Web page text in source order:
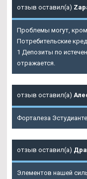
отзыв оставил(а)
Проблемы могут,
Потребительские
1 Депозиты по
отражается.
отзыв оставил(а)
Форталеза
отзыв оставил(а)
Элементов нашей